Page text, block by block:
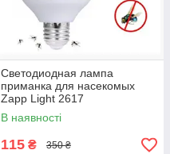
Светодиодная лампа
приманка для насекомых
Zapp Light 2617
уничтожитель насекомых
В наявності
115 ₴ 350 ₴